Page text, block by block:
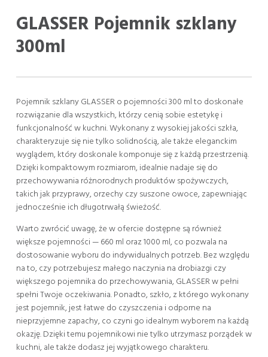
GLASSER Pojemnik szklany
300ml
Pojemnik szklany GLASSER o pojemności 300 ml to doskonałe
rozwiązanie dla wszystkich, którzy cenią sobie estetykę i
funkcjonalność w kuchni. Wykonany z wysokiej jakości szkła,
charakteryzuje się nie tylko solidnością, ale także eleganckim
wyglądem, który doskonale komponuje się z każdą przestrzenią.
Dzięki kompaktowym rozmiarom, idealnie nadaje się do
przechowywania różnorodnych produktów spożywczych,
takich jak przyprawy, orzechy czy suszone owoce, zapewniając
jednocześnie ich długotrwałą świeżość.
Warto zwrócić uwagę, że w ofercie dostępne są również
większe pojemności — 660 ml oraz 1000 ml, co pozwala na
dostosowanie wyboru do indywidualnych potrzeb. Bez względu
na to, czy potrzebujesz małego naczynia na drobiazgi czy
większego pojemnika do przechowywania, GLASSER w pełni
spełni Twoje oczekiwania. Ponadto, szkło, z którego wykonany
jest pojemnik, jest łatwe do czyszczenia i odporne na
nieprzyjemne zapachy, co czyni go idealnym wyborem na każdą
okazję. Dzięki temu pojemnikowi nie tylko utrzymasz porządek w
kuchni, ale także dodasz jej wyjątkowego charakteru.